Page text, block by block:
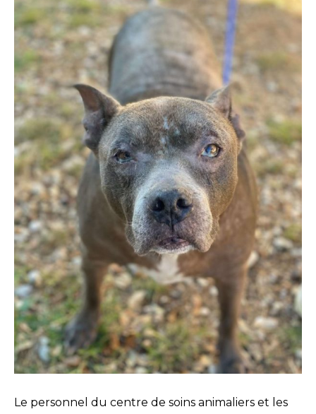
Le personnel du centre de soins animaliers et les